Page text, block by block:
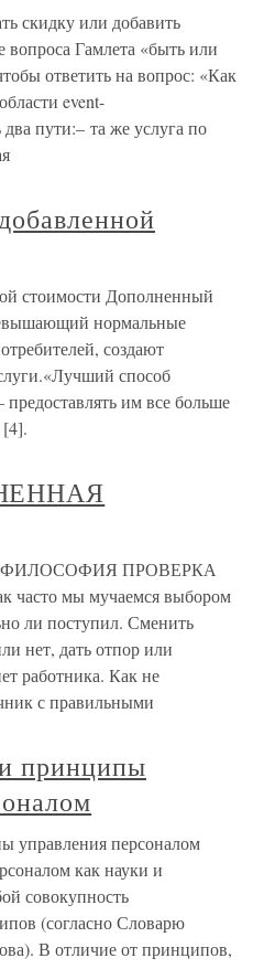
скидку или добавить
Гамлета «быть или
ответить на вопрос: «Как
event-
пути:– та же услуга по
стоимости Дополненный
нормальные
создают
способ
им все больше
ПРОВЕРКА
мы мучаемся выбором
ли поступил. Сменить
нет, дать отпор или
работника. Как не
с правильными
принципы
управления персоналом
как науки и
совокупность
(согласно Словарю
В отличие от принципов,